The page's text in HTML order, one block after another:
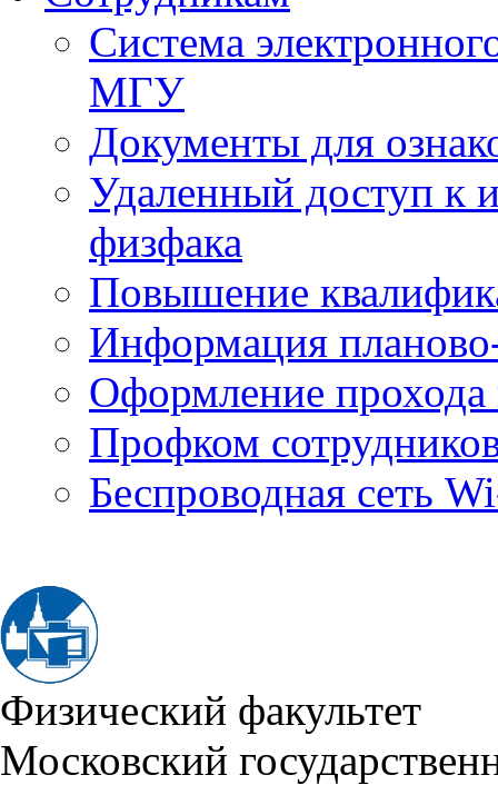
Система
МГУ
Документы для
Удаленный доступ к
физфака
Повышение
Информация
Оформление прохода
Профком
Беспроводная сеть
Физический факультет
Московский